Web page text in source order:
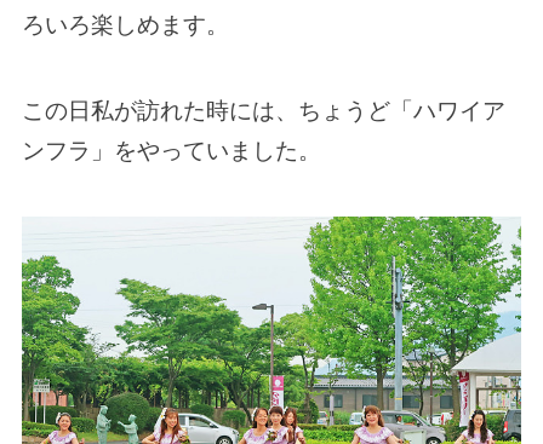
ろいろ楽しめます。
この日私が訪れた時には、ちょうど「ハワイア
ンフラ」をやっていました。